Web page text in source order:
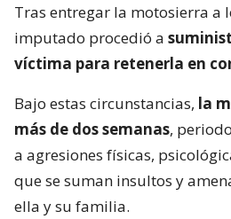
Tras entregar la motosierra a
imputado procedió a
víctima para retenerla en
Bajo estas circunstancias, la
más de dos semanas,
a agresiones físicas,
que se suman insultos y
ella y su familia.